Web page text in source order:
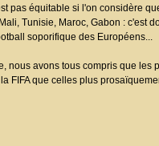
pas équitable si l'on considère
Tunisie, Maroc, Gabon : c'est
soporifique des Européens...
nous avons tous compris que
FIFA que celles plus